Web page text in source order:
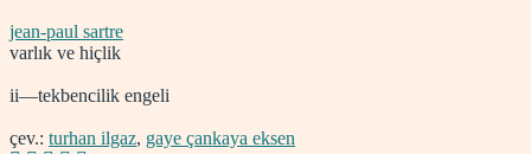
jean-paul sartre
varlık ve hiçlik
ii—tekbencilik engeli
çev.: turhan ilgaz, gaye çankaya eksen